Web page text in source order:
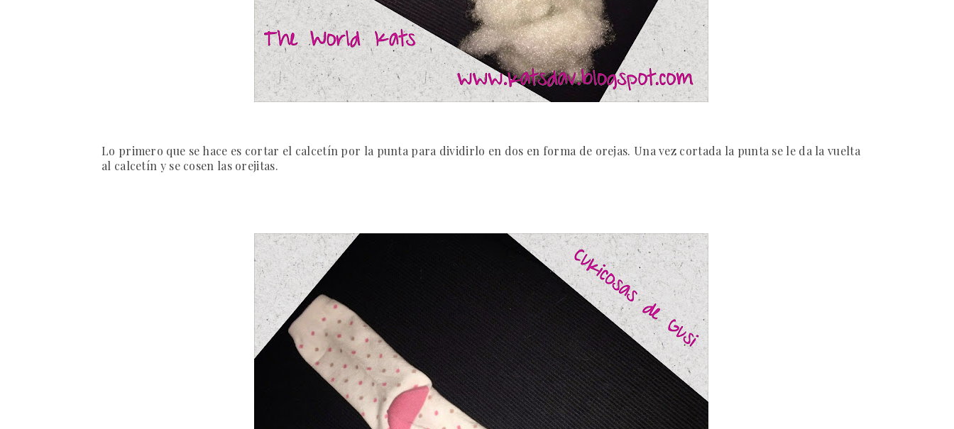
Lo primero que se hace es cortar el calcetín por la punta para dividirlo en dos en forma de orejas. Una vez cortada la punta se le da la vuelta
al calcetín y se cosen las orejitas.